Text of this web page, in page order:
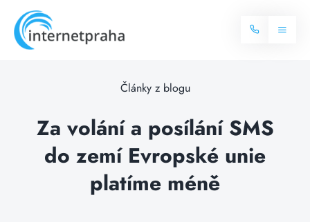
content
Toggle
Internet
Balíčky internetu
Více o internetu
Televize
Články z blogu
Za volání a posílání SMS
do zemí Evropské unie
platíme méně